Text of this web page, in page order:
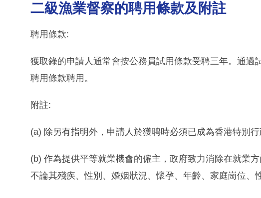
二級漁業督察的聘用條款及附註
聘用條款:
獲取錄的申請人通常會按公務員試用條款受聘三年。通過
聘用條款聘用。
附註:
(a) 除另有指明外，申請人於獲聘時必須已成為香港特別行
(b) 作為提供平等就業機會的僱主，政府致力消除在就業
不論其殘疾、性別、婚姻狀況、懷孕、年齡、家庭崗位、